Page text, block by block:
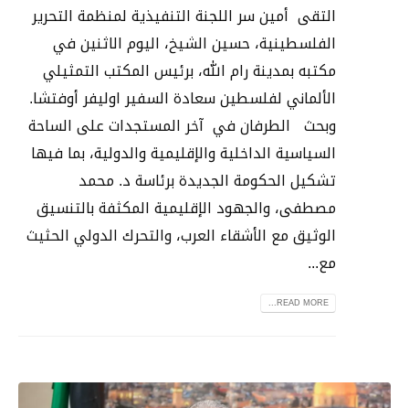
التقى أمين سر اللجنة التنفيذية لمنظمة التحرير
الفلسطينية، حسين الشيخ، اليوم الاثنين في
مكتبه بمدينة رام الله، برئيس المكتب التمثيلي
الألماني لفلسطين سعادة السفير اوليفر أوفتشا.
وبحث الطرفان في آخر المستجدات على الساحة
السياسية الداخلية والإقليمية والدولية، بما فيها
تشكيل الحكومة الجديدة برئاسة د. محمد
مصطفى، والجهود الإقليمية المكثفة بالتنسيق
الوثيق مع الأشقاء العرب، والتحرك الدولي الحثيث
مع...
READ MORE...